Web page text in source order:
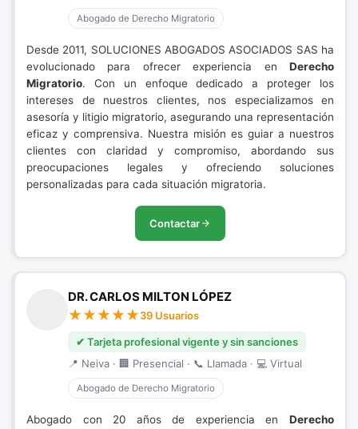
Abogado de Derecho Migratorio
Desde 2011, SOLUCIONES ABOGADOS ASOCIADOS SAS ha
evolucionado para ofrecer experiencia en Derecho
Migratorio. Con un enfoque dedicado a proteger los
intereses de nuestros clientes, nos especializamos en
asesoría y litigio migratorio, asegurando una representación
eficaz y comprensiva. Nuestra misión es guiar a nuestros
clientes con claridad y compromiso, abordando sus
preocupaciones legales y ofreciendo soluciones
personalizadas para cada situación migratoria.
Contactar
DR. CARLOS MILTON LÓPEZ
39 Usuarios
✔ Tarjeta profesional vigente y sin sanciones
📍 Neiva · 🏢 Presencial · 📞 Llamada · 💻 Virtual
Abogado de Derecho Migratorio
Abogado con 20 años de experiencia en Derecho